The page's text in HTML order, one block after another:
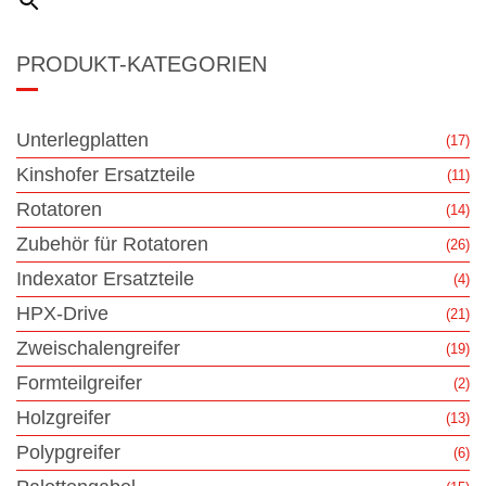
PRODUKT-KATEGORIEN
Unterlegplatten (17)
Kinshofer Ersatzteile (11)
Rotatoren (14)
Zubehör für Rotatoren (26)
Indexator Ersatzteile (4)
HPX-Drive (21)
Zweischalengreifer (19)
Formteilgreifer (2)
Holzgreifer (13)
Polypgreifer (6)